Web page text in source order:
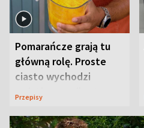
Pomarańcze grają tu
główną rolę. Proste
ciasto wychodzi
wyjątkowo wilgotne
Przepisy